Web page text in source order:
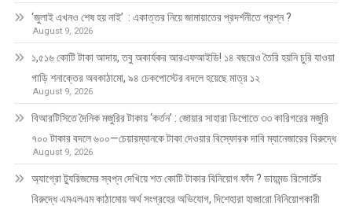
‘জুলাই এখনও শেষ হয় নাই’ : একাত্তর নিয়ে জামায়াতের প্রদর্শনীতে প্রশ্ন ?
August 9, 2026
১,৫১৬ কোটি টাকা আদায়, তবু অকার্যকর আরএফআইডি! ১৪ বছরেও তৈরি হয়নি চুরি যাওয়া
গাড়ি শনাক্তের অবকাঠামো, ৯৪ চেকপোস্টের বদলে হয়েছে মাত্র ১২
August 9, 2026
বিআরটিসিতে দৈনিক মজুরির টাকায় ‘কর্তন’ : জোয়ার সাহারা ডিপোতে ৩৩ কারিগরের মজুরি
৭০০ টাকার বদলে ৬০০—চেয়ারম্যানকে টাকা দেওয়ার বিস্ফোরক দাবি ম্যানেজারের বিরুদ্ধে
August 9, 2026
অ্যাগ্রো ট্যুরিজমের স্বপ্ন দেখিয়ে শত কোটি টাকার বিনিয়োগ ফাঁদ ? ডায়মন্ড রিসোর্টের
বিরুদ্ধে এমএলএম কাঠামোয় অর্থ সংগ্রহের অভিযোগ, দিশেহারা হাজারো বিনিয়োগকারী